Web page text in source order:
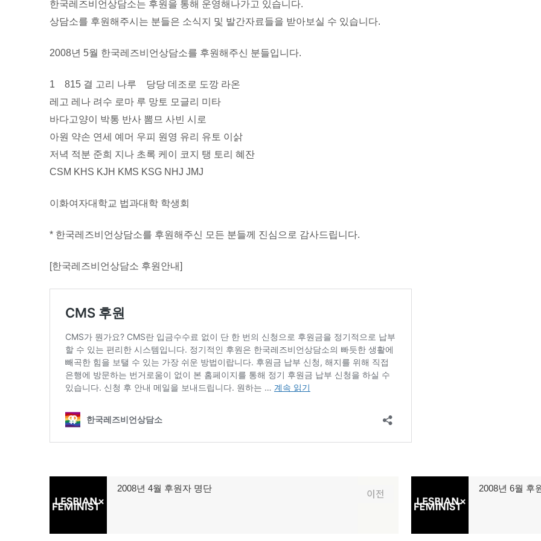
한국레즈비언상담소는 후원을 통해 운영해나가고 있습니다.
상담소를 후원해주시는 분들은 소식지 및 발간자료들을 받아보실 수 있습니다.
2008년 5월 한국레즈비언상담소를 후원해주신 분들입니다.
1 815 결 고리 나루 당당 데조로 도깡 라온
레고 레나 려수 로마 루 망토 모글리 미타
바다고양이 박통 반사 뽐므 사빈 시로
아원 약손 연세 예머 우피 원영 유리 유토 이삵
저녁 적분 준희 지나 초록 케이 코지 탱 토리 혜잔
CSM KHS KJH KMS KSG NHJ JMJ
이화여자대학교 법과대학 학생회
* 한국레즈비언상담소를 후원해주신 모든 분들께 진심으로 감사드립니다.
[한국레즈비언상담소 후원안내]
탐
색
이전
전
2008년 4월 후원자 명단
음
2008년 6월 후